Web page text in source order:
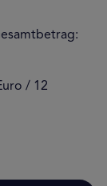
/ 12